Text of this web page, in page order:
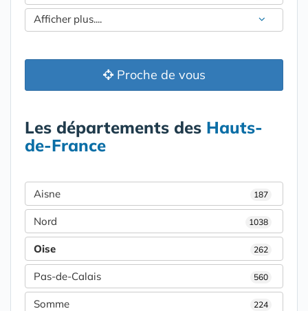
Afficher plus....
Proche de vous
Les départements des Hauts-
de-France
Aisne 187
Nord 1038
Oise 262
Pas-de-Calais 560
Somme 224